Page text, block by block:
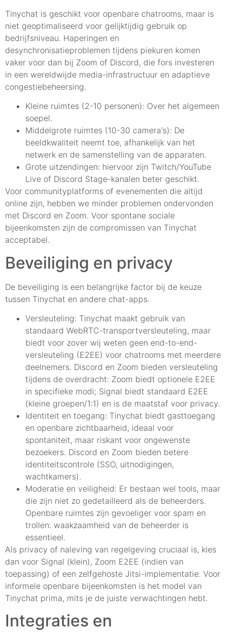
Tinychat is geschikt voor openbare chatrooms, maar is
niet geoptimaliseerd voor gelijktijdig gebruik op
bedrijfsniveau. Haperingen en
desynchronisatieproblemen tijdens piekuren komen
vaker voor dan bij Zoom of Discord, die fors investeren
in een wereldwijde media-infrastructuur en adaptieve
congestiebeheersing.
Kleine ruimtes (2-10 personen): Over het algemeen
soepel.
Middelgrote ruimtes (10-30 camera's): De
beeldkwaliteit neemt toe, afhankelijk van het
netwerk en de samenstelling van de apparaten.
Grote uitzendingen: hiervoor zijn Twitch/YouTube
Live of Discord Stage-kanalen beter geschikt.
Voor communityplatforms of evenementen die altijd
online zijn, hebben we minder problemen ondervonden
met Discord en Zoom. Voor spontane sociale
bijeenkomsten zijn de compromissen van Tinychat
acceptabel.
Beveiliging en privacy
De beveiliging is een belangrijke factor bij de keuze
tussen Tinychat en andere chat-apps.
Versleuteling: Tinychat maakt gebruik van
standaard WebRTC-transportversleuteling, maar
biedt voor zover wij weten geen end-to-end-
versleuteling (E2EE) voor chatrooms met meerdere
deelnemers. Discord en Zoom bieden versleuteling
tijdens de overdracht: Zoom biedt optionele E2EE
in specifieke modi; Signal biedt standaard E2EE
(kleine groepen/1:1) en is de maatstaf voor privacy.
Identiteit en toegang: Tinychat biedt gasttoegang
en openbare zichtbaarheid, ideaal voor
spontaniteit, maar riskant voor ongewenste
bezoekers. Discord en Zoom bieden betere
identiteitscontrole (SSO, uitnodigingen,
wachtkamers).
Moderatie en veiligheid: Er bestaan wel tools, maar
die zijn niet zo gedetailleerd als de beheerders.
Openbare ruimtes zijn gevoeliger voor spam en
trollen: waakzaamheid van de beheerder is
essentieel.
Als privacy of naleving van regelgeving cruciaal is, kies
dan voor Signal (klein), Zoom E2EE (indien van
toepassing) of een zelfgehoste Jitsi-implementatie. Voor
informele openbare bijeenkomsten is het model van
Tinychat prima, mits je de juiste verwachtingen hebt.
Integraties en